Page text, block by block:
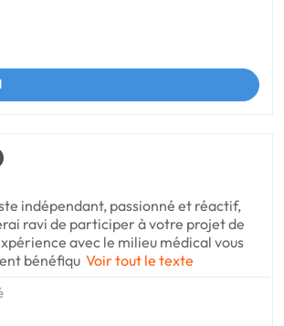
indépendant, passionné et réactif,
ravi de participer à votre projet de
avec le milieu médical vous
bénéfiqu Voir tout le texte